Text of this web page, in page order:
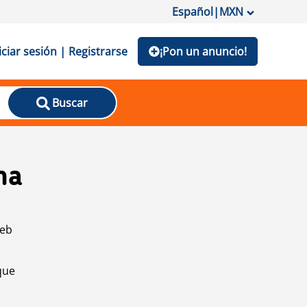
Español|MXN
sesión | Registrarse ¡Pon un anuncio!
Buscar